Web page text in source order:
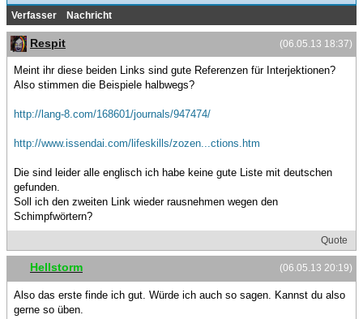
Verfasser Nachricht
(06.05.13 18:37)
Respit
Meint ihr diese beiden Links sind gute Referenzen für Interjektionen?
Also stimmen die Beispiele halbwegs?
http://lang-8.com/168601/journals/947474/
http://www.issendai.com/lifeskills/zozen...ctions.htm
Die sind leider alle englisch ich habe keine gute Liste mit deutschen
gefunden.
Soll ich den zweiten Link wieder rausnehmen wegen den
Schimpfwörtern?
Quote
(06.05.13 20:19)
Hellstorm
Also das erste finde ich gut. Würde ich auch so sagen. Kannst du also
gerne so üben.